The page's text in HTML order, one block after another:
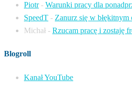
Piotr- Warunki pracy dla
SpeedT - Zanurz się w błękitnym
Michał - Rzucam pracę i zostaję
Blogroll
Kanał YouTube